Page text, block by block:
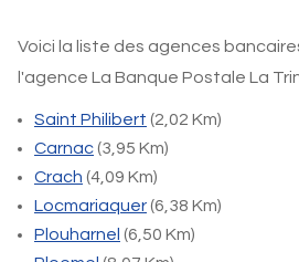
Voici la liste des agences
l'agence La Banque Postale La
Saint Philibert (2,02 Km)
Carnac(3,95 Km)
Crach (4,09 Km)
Locmariaquer(6,38 Km)
Plouharnel (6,50 Km)